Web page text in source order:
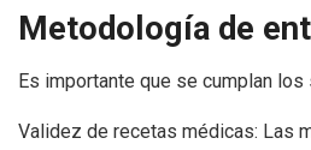
Metodología de
Es importante que se cumplan
Validez de recetas médicas: Las